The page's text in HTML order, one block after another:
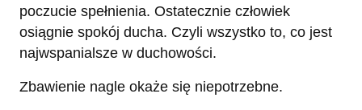
poczucie spełnienia. Ostatecznie człowiek
osiągnie spokój ducha. Czyli wszystko to, co jest
najwspanialsze w duchowości.
Zbawienie nagle okaże się niepotrzebne.